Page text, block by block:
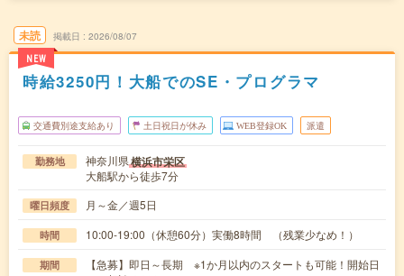
未読
NEW
掲載日 2026/08/07
時給3250円！大船でのSE・プログラマ
交通費別途支給あり 土日祝日が休み WEB登録OK 派遣
勤務地 神奈川県横浜市栄区
大船駅から徒歩7分
曜日頻度 月～金／週5日
時間 10:00-19:00（休憩60分）実働8時間 （残業少なめ！）
期間
【急募】即日～長期 ※1か月以内のスタートも可能！開始日